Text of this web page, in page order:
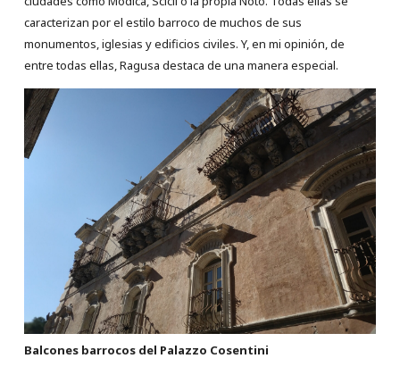
caracterizan por el estilo barroco de muchos de sus
monumentos, iglesias y edificios civiles. Y, en mi opinión, de
entre todas ellas, Ragusa destaca de una manera especial.
Balcones barrocos del Palazzo Cosentini